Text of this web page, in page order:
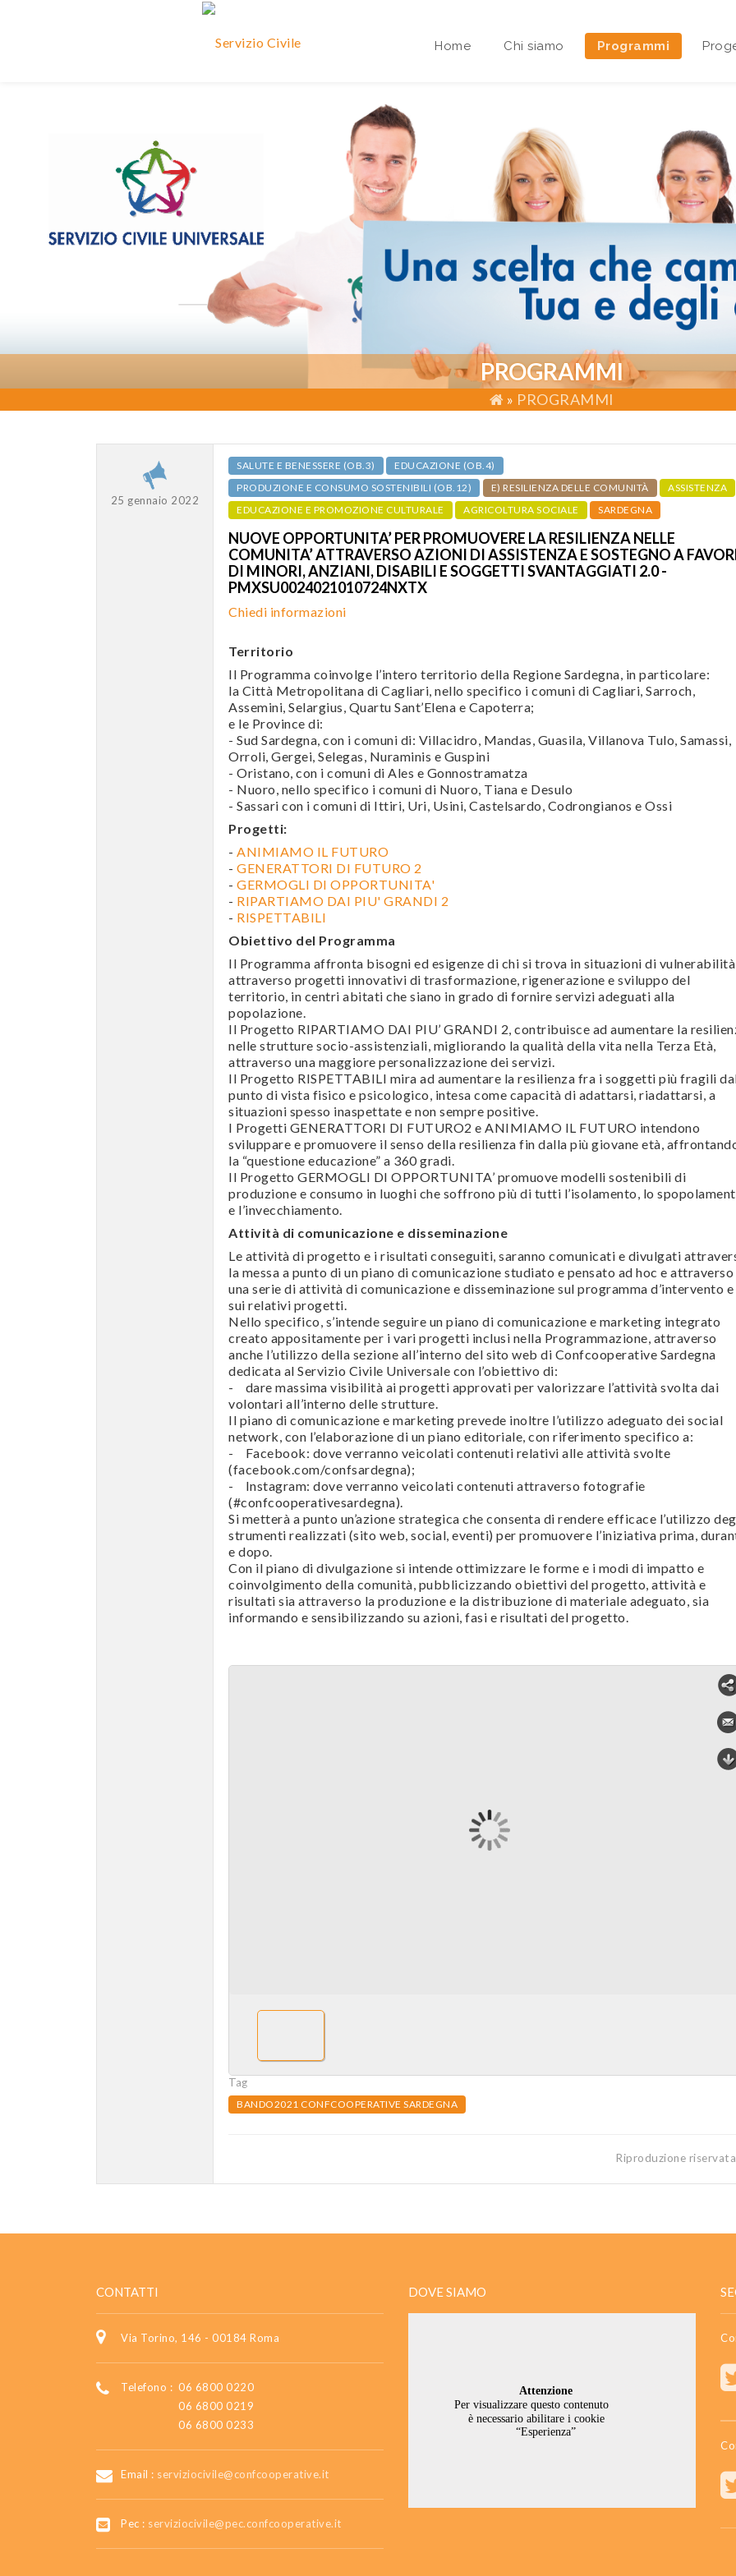
Home Chi siamo
Area riservata Sedi Territoriali
Programmi
PROGRAMMI
» PROGRAMMI
25 gennaio 2022
SALUTE E BENESSERE (OB.3)
EDUCAZIONE (OB.4)
PRODUZIONE E CONSUMO SOSTENIBILI (OB.12)
E) RESILIENZA DELLE COMUNITÀ
ASSISTENZA
EDUCAZIONE E PROMOZIONE CULTURALE
AGRICOLTURA SOCIALE SARDEGNA
NUOVE OPPORTUNITA’ PER PROMUOVERE LA RESILIENZA NELLE
COMUNITA’ ATTRAVERSO AZIONI DI ASSISTENZA E SOSTEGNO A
DI MINORI, ANZIANI, DISABILI E SOGGETTI SVANTAGGIATI 2.0 -
PMXSU0024021010724NXTX
Chiedi informazioni
Territorio
Il Programma coinvolge l’intero territorio della Regione Sardegna, in particolare:
la Città Metropolitana di Cagliari, nello specifico i comuni di Cagliari, Sarroch,
Assemini, Selargius, Quartu Sant’Elena e Capoterra;
e le Province di:
- Sud Sardegna, con i comuni di: Villacidro, Mandas, Guasila, Villanova Tulo, Samassi,
Orroli, Gergei, Selegas, Nuraminis e Guspini
- Oristano, con i comuni di Ales e Gonnostramatza
- Nuoro, nello specifico i comuni di Nuoro, Tiana e Desulo
- Sassari con i comuni di Ittiri, Uri, Usini, Castelsardo, Codrongianos e Ossi
Progetti:
- ANIMIAMO IL FUTURO
- GENERATTORI DI FUTURO 2
- GERMOGLI DI OPPORTUNITA'
- RIPARTIAMO DAI PIU' GRANDI 2
- RISPETTABILI
Obiettivo del Programma
Il Programma affronta bisogni ed esigenze di chi si trova in situazioni di vulnerabilità
attraverso progetti innovativi di trasformazione, rigenerazione e sviluppo del
territorio, in centri abitati che siano in grado di fornire servizi adeguati alla
popolazione.
Il Progetto RIPARTIAMO DAI PIU’ GRANDI 2, contribuisce ad aumentare la
nelle strutture socio-assistenziali, migliorando la qualità della vita nella Terza Età,
attraverso una maggiore personalizzazione dei servizi.
Il Progetto RISPETTABILI mira ad aumentare la resilienza fra i soggetti più fragili
punto di vista fisico e psicologico, intesa come capacità di adattarsi, riadattarsi, a
situazioni spesso inaspettate e non sempre positive.
I Progetti GENERATTORI DI FUTURO2 e ANIMIAMO IL FUTURO intendono
sviluppare e promuovere il senso della resilienza fin dalla più giovane età,
la “questione educazione” a 360 gradi.
Il Progetto GERMOGLI DI OPPORTUNITA’ promuove modelli sostenibili di
produzione e consumo in luoghi che soffrono più di tutti l’isolamento, lo
e l’invecchiamento.
Attività di comunicazione e disseminazione
Le attività di progetto e i risultati conseguiti, saranno comunicati e divulgati
la messa a punto di un piano di comunicazione studiato e pensato ad hoc e attraverso
una serie di attività di comunicazione e disseminazione sul programma d’intervento e
sui relativi progetti.
Nello specifico, s’intende seguire un piano di comunicazione e marketing integrato
creato appositamente per i vari progetti inclusi nella Programmazione, attraverso
anche l’utilizzo della sezione all’interno del sito web di Confcooperative Sardegna
dedicata al Servizio Civile Universale con l’obiettivo di:
- dare massima visibilità ai progetti approvati per valorizzare l’attività svolta dai
volontari all’interno delle strutture.
Il piano di comunicazione e marketing prevede inoltre l’utilizzo adeguato dei social
network, con l’elaborazione di un piano editoriale, con riferimento specifico a:
- Facebook: dove verranno veicolati contenuti relativi alle attività svolte
(facebook.com/confsardegna);
- Instagram: dove verranno veicolati contenuti attraverso fotografie
(#confcooperativesardegna).
Si metterà a punto un’azione strategica che consenta di rendere efficace l’utilizzo
strumenti realizzati (sito web, social, eventi) per promuovere l’iniziativa prima,
e dopo.
Con il piano di divulgazione si intende ottimizzare le forme e i modi di impatto e
coinvolgimento della comunità, pubblicizzando obiettivi del progetto, attività e
risultati sia attraverso la produzione e la distribuzione di materiale adeguato, sia
informando e sensibilizzando su azioni, fasi e risultati del progetto.
Tag
BANDO2021 CONFCOOPERATIVE SARDEGNA
Riproduzione
CONTATTI
Via Torino, 146 - 00184 Roma
Telefono : 06 6800 0220
06 6800 0219
06 6800 0233
Email : serviziocivile@confcooperative.it
Pec : serviziocivile@pec.confcooperative.it
DOVE SIAMO